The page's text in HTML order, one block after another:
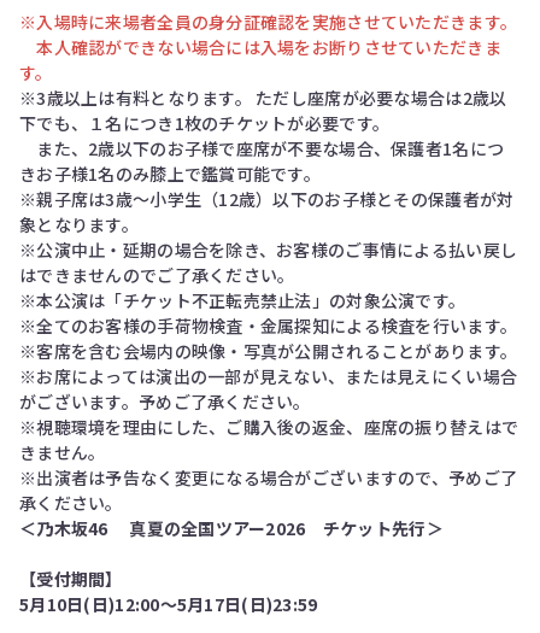
※入場時に来場者全員の身分証確認を実施させていただきます。
本人確認ができない場合には入場をお断りさせていただきま
す。
※3歳以上は有料となります。 ただし座席が必要な場合は2歳以
下でも、１名につき1枚のチケットが必要です。
また、2歳以下のお子様で座席が不要な場合、保護者1名につ
きお子様1名のみ膝上で鑑賞可能です。
※親子席は3歳～小学生（12歳）以下のお子様とその保護者が対
象となります。
※公演中止・延期の場合を除き、お客様のご事情による払い戻し
はできませんのでご了承ください。
※本公演は「チケット不正転売禁止法」の対象公演です。
※全てのお客様の手荷物検査・金属探知による検査を行います。
※客席を含む会場内の映像・写真が公開されることがあります。
※お席によっては演出の⼀部が⾒えない、または⾒えにくい場合
がございます。予めご了承ください。
※視聴環境を理由にした、ご購入後の返金、座席の振り替えはで
きません。
※出演者は予告なく変更になる場合がございますので、予めご了
承ください。
＜乃木坂46 真夏の全国ツアー2026 チケット先行＞
【受付期間】
5⽉10⽇(⽇)12:00〜5⽉17⽇(⽇)23:59